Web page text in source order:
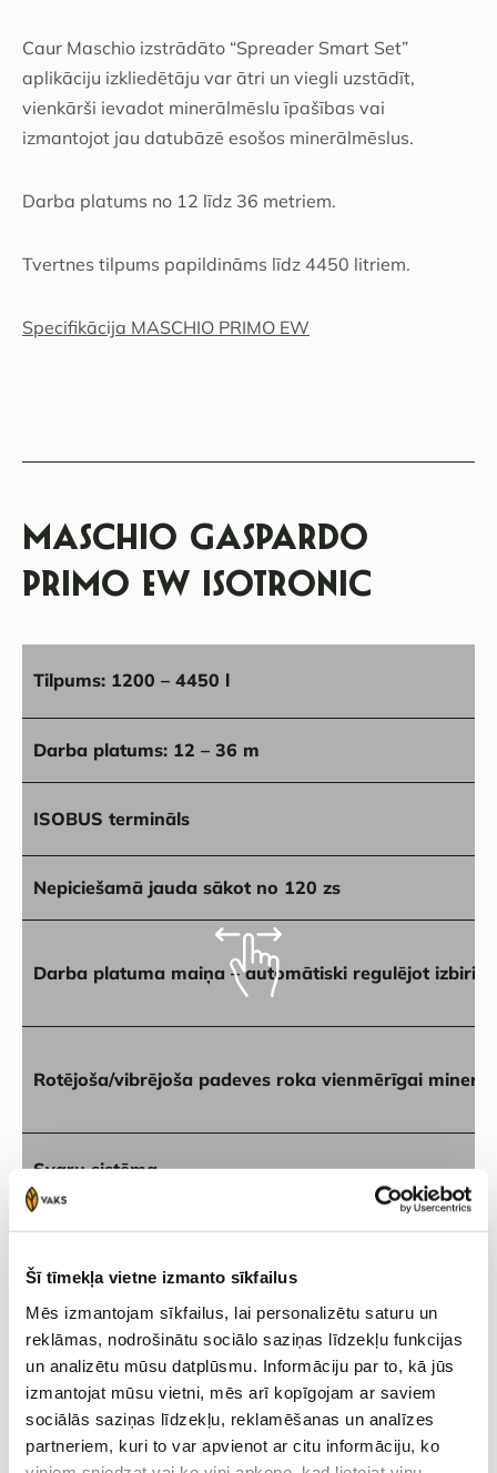
Šī tīmekļa vietne izmanto sīkfailus
Mēs izmantojam sīkfailus, lai personalizētu saturu un
reklāmas, nodrošinātu sociālo saziņas līdzekļu funkcijas
un analizētu mūsu datplūsmu. Informāciju par to, kā jūs
izmantojat mūsu vietni, mēs arī kopīgojam ar saviem
sociālās saziņas līdzekļu, reklamēšanas un analīzes
partneriem, kuri to var apvienot ar citu informāciju, ko
Caur Maschio izstrādāto “Spreader Smart Set”
aplikāciju izkliedētāju var ātri un viegli uzstādīt,
vienkārši ievadot minerālmēslu īpašības vai
izmantojot jau datubāzē esošos minerālmēslus.
Darba platums no 12 līdz 36 metriem.
Tvertnes tilpums papildināms līdz 4450 litriem.
Specifikācija MASCHIO PRIMO EW
MASCHIO GASPARDO
PRIMO EW ISOTRONIC
Tilpums: 1200 – 4450 l
Darba platums: 12 – 36 m
ISOBUS termināls
Nepiciešamā jauda sākot no 120 zs
Darba platuma maiņa – automātiski regulējot izbiri
Rotējoša/vibrējoša padeves roka vienmērīgai
Svaru sistēma
Sazinies ar mums